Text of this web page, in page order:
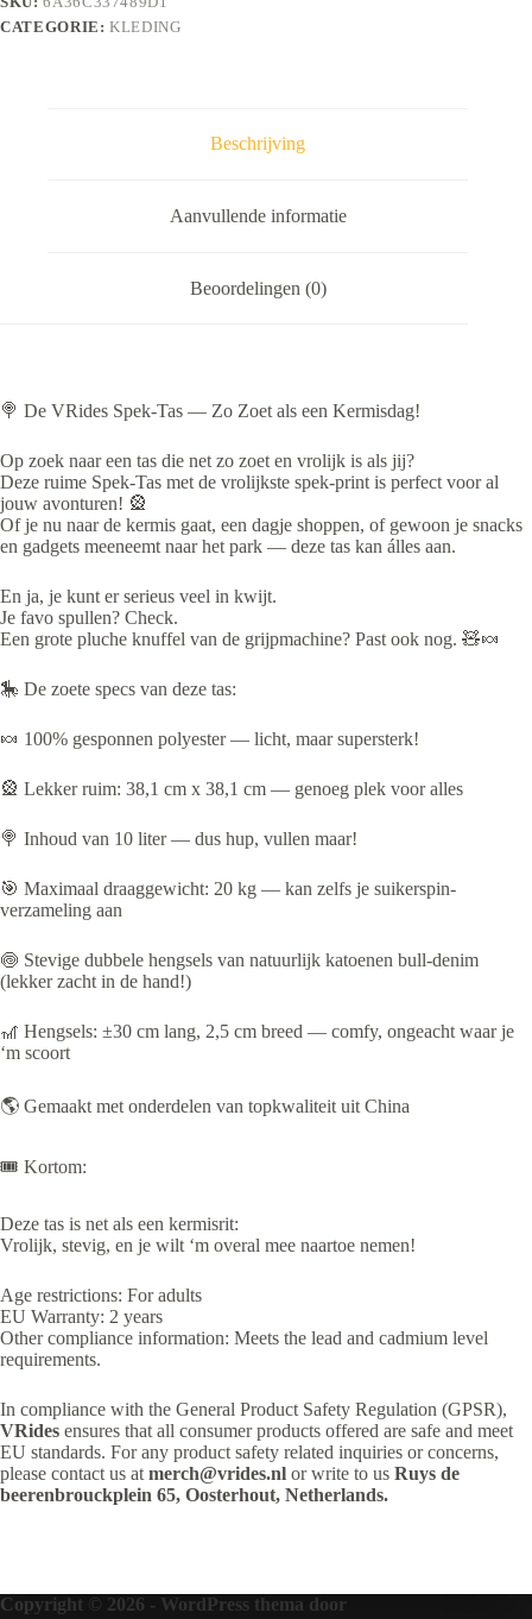
CATEGORIE:KLEDING
Beschrijving
Aanvullende informatie
Beoordelingen (0)
🍭 De VRides Spek-Tas — Zo Zoet als een Kermisdag!
Op zoek naar een tas die net zo zoet en vrolijk is als jij?
Deze ruime Spek-Tas met de vrolijkste spek-print is perfect voor al
jouw avonturen! 🎡
Of je nu naar de kermis gaat, een dagje shoppen, of gewoon je snacks
en gadgets meeneemt naar het park — deze tas kan álles aan.
En ja, je kunt er serieus veel in kwijt.
Je favo spullen? Check.
Een grote pluche knuffel van de grijpmachine? Past ook nog. 🧸🍬
🎠 De zoete specs van deze tas:
🍬 100% gesponnen polyester — licht, maar supersterk!
🎡 Lekker ruim: 38,1 cm x 38,1 cm — genoeg plek voor alles
🍭 Inhoud van 10 liter — dus hup, vullen maar!
🎯 Maximaal draaggewicht: 20 kg — kan zelfs je suikerspin-
verzameling aan
🍥 Stevige dubbele hengsels van natuurlijk katoenen bull-denim
(lekker zacht in de hand!)
🎢 Hengsels: ±30 cm lang, 2,5 cm breed — comfy, ongeacht waar je
‘m scoort
🌎 Gemaakt met onderdelen van topkwaliteit uit China
🎟️ Kortom:
Deze tas is net als een kermisrit:
Vrolijk, stevig, en je wilt ‘m overal mee naartoe nemen!
Age restrictions: For adults
EU Warranty: 2 years
Other compliance information: Meets the lead and cadmium level
requirements.
In compliance with the General Product Safety Regulation (GPSR),
VRides ensures that all consumer products offered are safe and meet
EU standards. For any product safety related inquiries or concerns,
please contact us at merch@vrides.nl or write to us Ruys de
beerenbrouckplein 65, Oosterhout, Netherlands.
Copyright © 2026 - WordPress thema door